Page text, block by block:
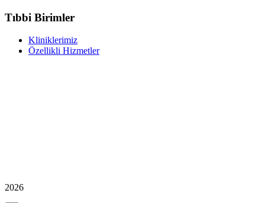
Tıbbi Birimler
Kliniklerimiz
Özellikli Hizmetler
2026